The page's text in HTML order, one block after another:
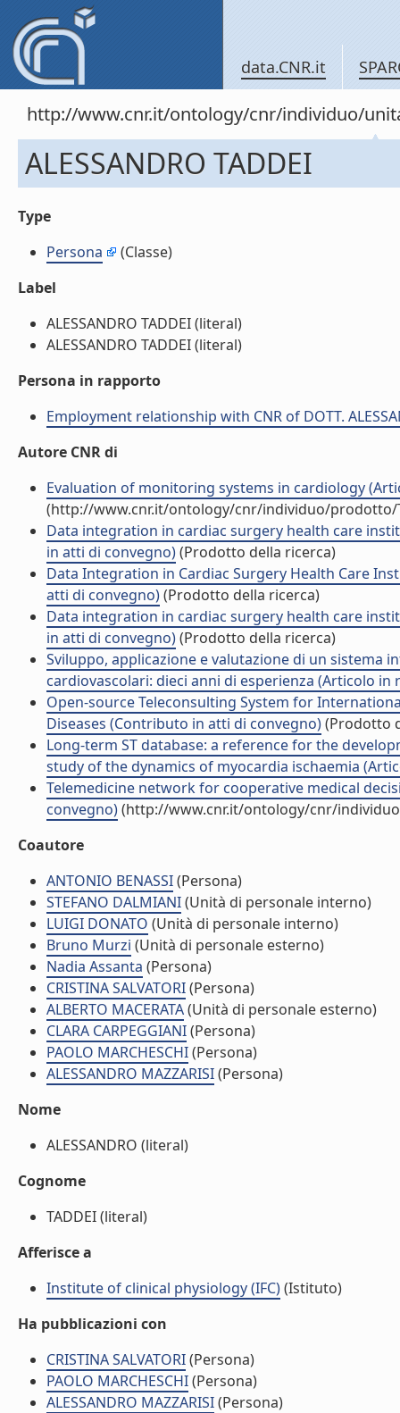
data.CNR.it
http://www.cnr.it/ontology/cnr/individuo/
ALESSANDRO TADDEI
Type
Persona
(Classe)
Label
ALESSANDRO TADDEI (literal)
ALESSANDRO TADDEI (literal)
Persona in rapporto
Employment relationship with CNR of DOTT.
Autore CNR di
Evaluation of monitoring systems in cardiology
(http://www.cnr.it/ontology/cnr/individuo/prodotto/
Data integration in cardiac surgery health care
in atti di convegno)(Prodotto della ricerca)
Data Integration in Cardiac Surgery Health Care
atti di convegno)(Prodotto della ricerca)
Data integration in cardiac surgery health care
in atti di convegno)(Prodotto della ricerca)
Sviluppo, applicazione e valutazione di un sistema
cardiovascolari: dieci anni di esperienza (Articolo in
Open-source Teleconsulting System for
Diseases (Contributo in atti di convegno)(Prodotto
Long-term ST database: a reference for the
study of the dynamics of myocardia ischaemia
Telemedicine network for cooperative medical
convegno)(http://www.cnr.it/ontology/cnr/
Coautore
ANTONIO BENASSI(Persona)
STEFANO DALMIANI(Unità di personale interno)
LUIGI DONATO (Unità di personale interno)
Bruno Murzi (Unità di personale esterno)
Nadia Assanta (Persona)
CRISTINA SALVATORI(Persona)
ALBERTO MACERATA(Unità di personale esterno)
CLARA CARPEGGIANI(Persona)
PAOLO MARCHESCHI(Persona)
ALESSANDRO MAZZARISI(Persona)
Nome
ALESSANDRO (literal)
Cognome
TADDEI (literal)
Afferisce a
Institute of clinical physiology (IFC)(Istituto)
Ha pubblicazioni con
CRISTINA SALVATORI(Persona)
PAOLO MARCHESCHI(Persona)
ALESSANDRO MAZZARISI(Persona)